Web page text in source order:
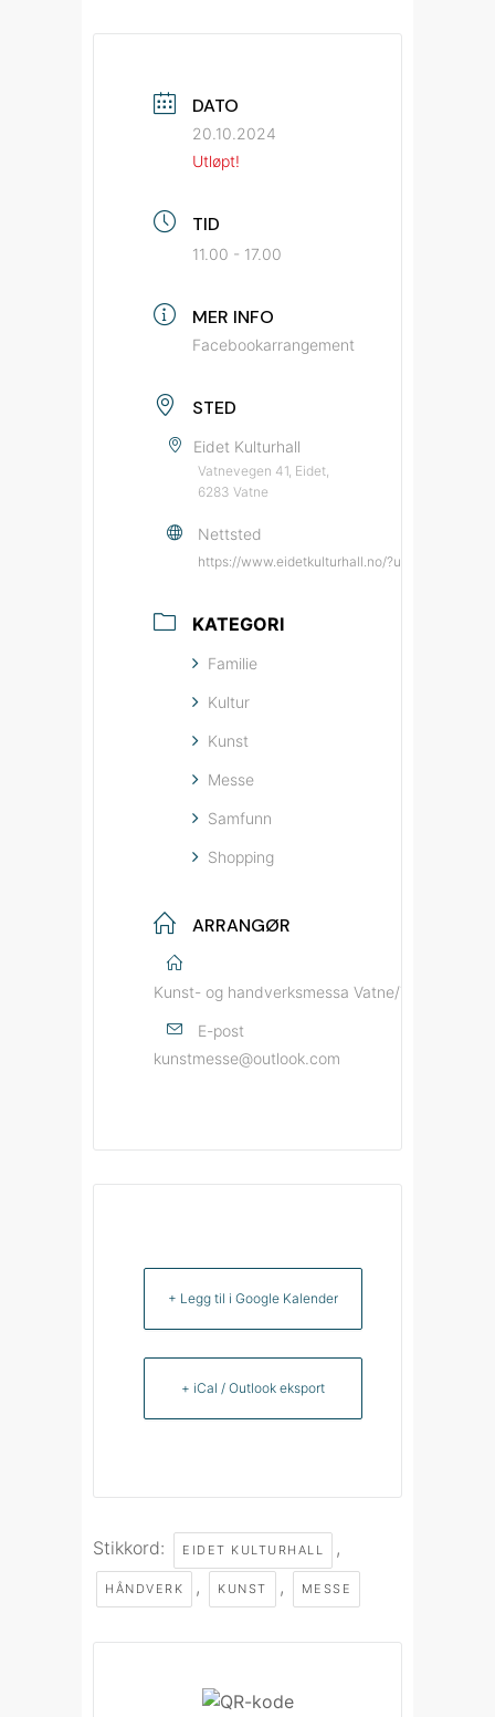
DATO
20.10.2024
Utløpt!
TID
11.00 - 17.00
MER INFO
Facebookarrangement
STED
Eidet Kulturhall
Vatnevegen 41, Eidet,
6283 Vatne
Nettsted
https://www.eidetkulturhall.no/
KATEGORI
Familie
Kultur
Kunst
Messe
Samfunn
Shopping
ARRANGØR
Kunst- og handverksmessa Vatne/Tennfjord
E-post
kunstmesse@outlook.com
+ Legg til i Google Kalender
+ iCal / Outlook eksport
Stikkord: EIDET KULTURHALL ,
HÅNDVERK , KUNST , MESSE